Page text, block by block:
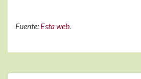
Fuente: Esta web